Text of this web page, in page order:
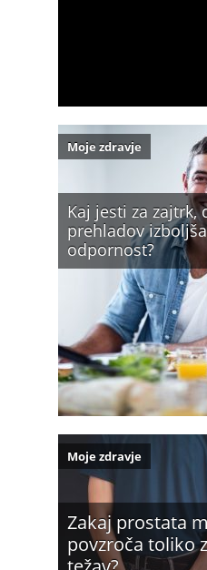
Kaj jesti za zajtrk,
prehladov
odpornost?
Moje zdravje
Zakaj prostata
povzroča toliko
Moje zdravje